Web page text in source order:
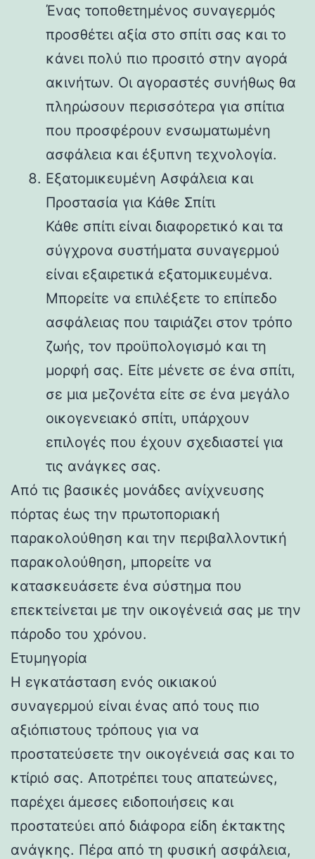
Ένας τοποθετημένος συναγερμός
προσθέτει αξία στο σπίτι σας και το
κάνει πολύ πιο προσιτό στην αγορά
ακινήτων. Οι αγοραστές συνήθως θα
πληρώσουν περισσότερα για σπίτια
που προσφέρουν ενσωματωμένη
ασφάλεια και έξυπνη τεχνολογία.
Εξατομικευμένη Ασφάλεια και
Προστασία για Κάθε Σπίτι
Κάθε σπίτι είναι διαφορετικό και τα
σύγχρονα συστήματα συναγερμού
είναι εξαιρετικά εξατομικευμένα.
Μπορείτε να επιλέξετε το επίπεδο
ασφάλειας που ταιριάζει στον τρόπο
ζωής, τον προϋπολογισμό και τη
μορφή σας. Είτε μένετε σε ένα σπίτι,
σε μια μεζονέτα είτε σε ένα μεγάλο
οικογενειακό σπίτι, υπάρχουν
επιλογές που έχουν σχεδιαστεί για
τις ανάγκες σας.
Από τις βασικές μονάδες ανίχνευσης
πόρτας έως την πρωτοποριακή
παρακολούθηση και την περιβαλλοντική
παρακολούθηση, μπορείτε να
κατασκευάσετε ένα σύστημα που
επεκτείνεται με την οικογένειά σας με την
πάροδο του χρόνου.
Ετυμηγορία
Η εγκατάσταση ενός οικιακού
συναγερμού είναι ένας από τους πιο
αξιόπιστους τρόπους για να
προστατεύσετε την οικογένειά σας και το
κτίριό σας. Αποτρέπει τους απατεώνες,
παρέχει άμεσες ειδοποιήσεις και
προστατεύει από διάφορα είδη έκτακτης
ανάγκης. Πέρα από τη φυσική ασφάλεια,